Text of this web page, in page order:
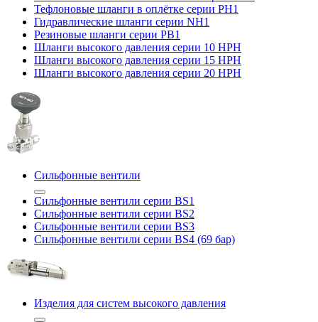
Тефлоновые шланги в оплётке серии PH1
Гидравлические шланги серии NH1
Резиновые шланги серии PB1
Шланги высокого давления серии 10 HPH
Шланги высокого давления серии 15 HPH
Шланги высокого давления серии 20 HPH
Сильфонные вентили
Сильфонные вентили серии BS1
Сильфонные вентили серии BS2
Сильфонные вентили серии BS3
Сильфонные вентили серии BS4 (69 бар)
Изделия для систем высокого давления